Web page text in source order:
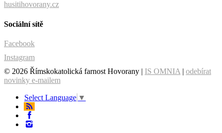
husitihovorany.cz
Sociální sítě
Facebook
Instagram
© 2026 Římskokatolická farnost Hovorany | IS OMNIA | odebírat
novinky e-mailem
Select Language ▼